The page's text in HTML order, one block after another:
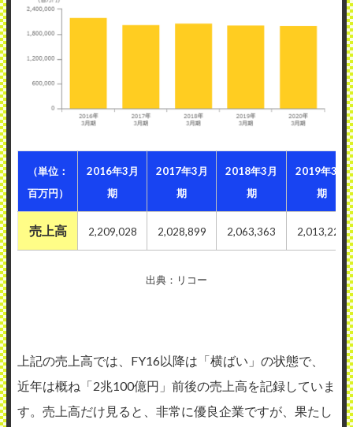
（単位：
百万円）
2016年3月
期
2017年3月
期
2018年3月
期
2019年3月
期
売上高 2,209,028 2,028,899 2,063,363 2,013,228
出典：リコー
上記の売上高では、FY16以降は「横ばい」の状態で、
近年は概ね「2兆100億円」前後の売上高を記録していま
す。売上高だけ見ると、非常に優良企業ですが、果たし